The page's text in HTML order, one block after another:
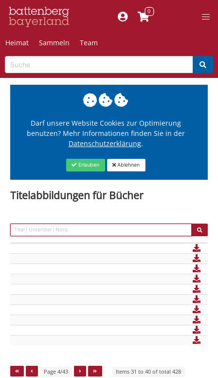
Heimat Sammeln Team
Darf unsere Website Cookies zur Optimierung
benutzen? Mehr Informationen finden Sie in der
Datenschutzerklärung.
Erlauben Ablehnen
Titelabbildungen für Bücher
Page 4/43 Items 31 to 40 of total 428